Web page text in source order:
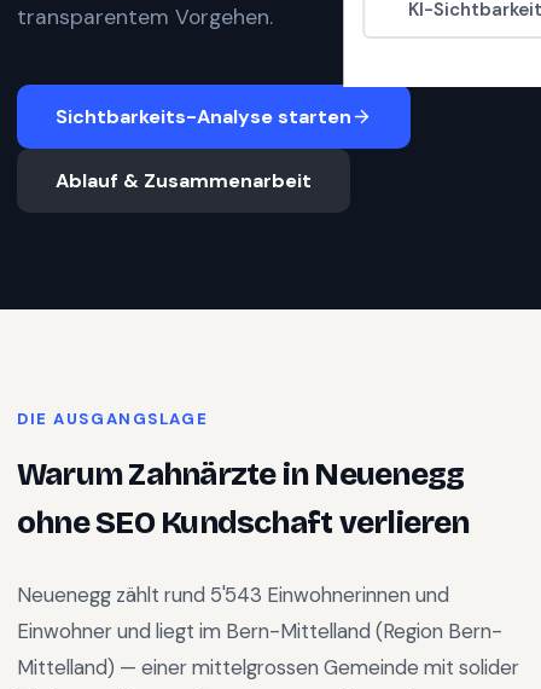
KI-
transparentem Vorgehen.
Sichtbarkeits-Analyse starten
Ablauf & Zusammenarbeit
DIE AUSGANGSLAGE
WarumZahnärzteinNeuenegg
ohne SEO Kundschaft verlieren
Neuenegg zählt rund 5'543 Einwohnerinnen und
Einwohner und liegt im Bern-Mittelland (Region Bern-
Mittelland) — einer mittelgrossen Gemeinde mit solider